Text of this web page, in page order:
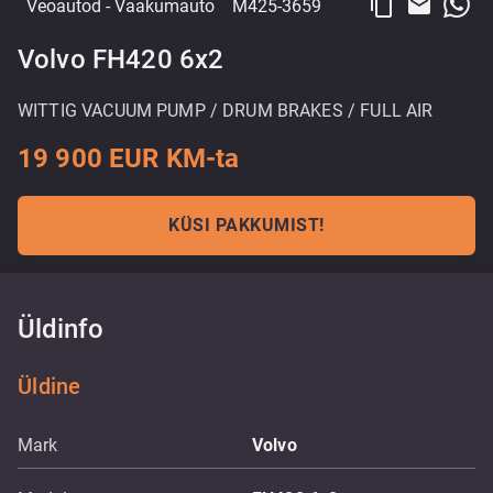
Veoautod - Vaakumauto M425-3659 content_copy email
Volvo FH420 6x2
WITTIG VACUUM PUMP / DRUM BRAKES / FULL AIR
19 900 EUR KM-ta
KÜSI PAKKUMIST!
Üldinfo
Üldine
Mark Volvo